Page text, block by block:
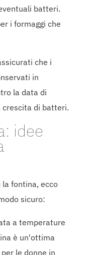
batteri.
i formaggi che
che i
in
la data di
crescita di batteri.
idee
la fontina, ecco
sicuro:
a temperature
è un'ottima
le donne in